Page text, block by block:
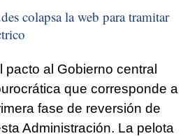
colapsa la web para tramitar
pacto al Gobierno central
que corresponde a
fase de reversión de
Administración. La pelota